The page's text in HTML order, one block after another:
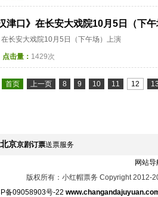
津口》在长安大戏院10月5日（下
长安大戏院10月5日（下午场）上演
点击量： 1429次
首页 上一页 8 9 10 11 12
京京剧订票送票服务
网站导
版权所有：小红帽票务 Copyright 2012-
备09058903号-22